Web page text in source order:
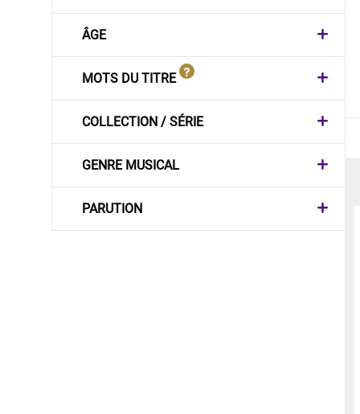
ÂGE
MOTS DU TITRE
COLLECTION / SÉRIE
GENRE MUSICAL
PARUTION